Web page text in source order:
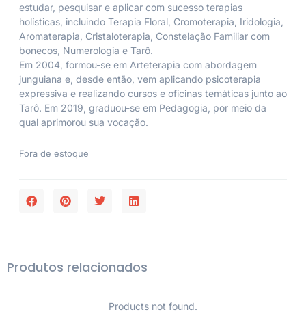
estudar, pesquisar e aplicar com sucesso terapias
holísticas, incluindo Terapia Floral, Cromoterapia, Iridologia,
Aromaterapia, Cristaloterapia, Constelação Familiar com
bonecos, Numerologia e Tarô.
Em 2004, formou-se em Arteterapia com abordagem
junguiana e, desde então, vem aplicando psicoterapia
expressiva e realizando cursos e oficinas temáticas junto ao
Tarô. Em 2019, graduou-se em Pedagogia, por meio da
qual aprimorou sua vocação.
Fora de estoque
Produtos relacionados
Products not found.